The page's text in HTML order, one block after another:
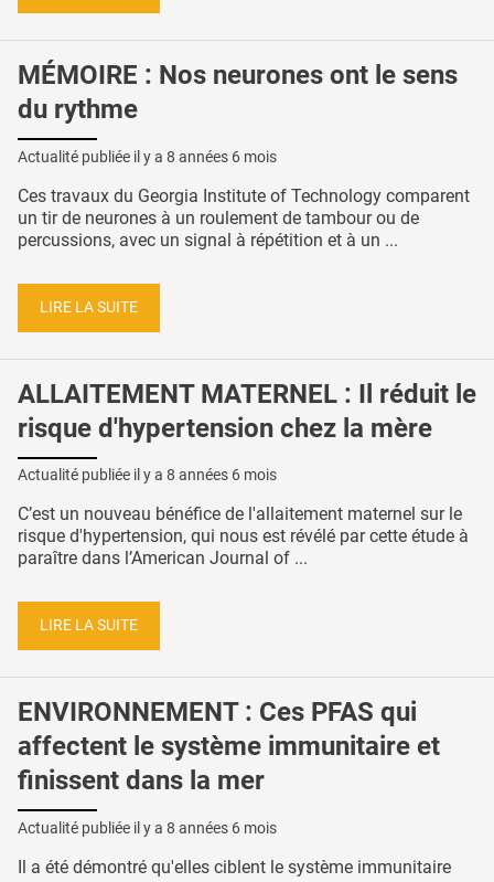
MÉMOIRE : Nos neurones ont le sens
du rythme
Actualité publiée il y a 8 années 6 mois
Ces travaux du Georgia Institute of Technology comparent
un tir de neurones à un roulement de tambour ou de
percussions, avec un signal à répétition et à un ...
LIRE LA SUITE
ALLAITEMENT MATERNEL : Il réduit le
risque d'hypertension chez la mère
Actualité publiée il y a 8 années 6 mois
C’est un nouveau bénéfice de l'allaitement maternel sur le
risque d'hypertension, qui nous est révélé par cette étude à
paraître dans l’American Journal of ...
LIRE LA SUITE
ENVIRONNEMENT : Ces PFAS qui
affectent le système immunitaire et
finissent dans la mer
Actualité publiée il y a 8 années 6 mois
Il a été démontré qu'elles ciblent le système immunitaire